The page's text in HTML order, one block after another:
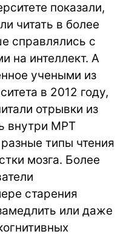
показали,
читать в более
справлялись с
на интеллект. А
учеными из
в 2012 году,
отрывки из
внутри МРТ
типы чтения
мозга. Более
старения
или даже